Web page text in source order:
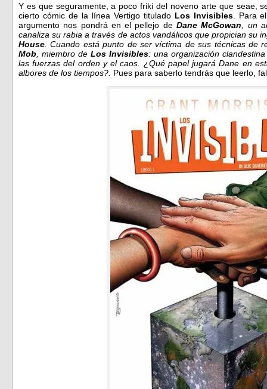
Y es que seguramente, a poco friki del noveno arte que seae,
cierto cómic de la línea Vertigo tituladoLos Invisibles. Para
argumento nos pondrá en el pellejo de Dane McGowan , un
canaliza su rabia a través de actos vandálicos que propician su
House . Cuando está punto de ser víctima de sus técnicas de
Mob , miembro de Los Invisibles: una organización
las fuerzas del orden y el caos. ¿Qué papel jugará Dane en
albores de los tiempos?. Pues para saberlo tendrás que leerlo,